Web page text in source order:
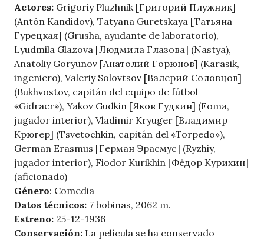
Actores: Grigoriy Pluzhnik [Григорий Плужник]
(Antón Kandidov), Tatyana Guretskaya [Татьяна
Гурецкая] (Grusha, ayudante de laboratorio),
Lyudmila Glazova [Людмила Глазова] (Nastya),
Anatoliy Goryunov [Анатолий Горюнов] (Karasik,
ingeniero), Valeriy Solovtsov [Валерий Соловцов]
(Bukhvostov, capitán del equipo de fútbol
«Gidraer»), Yakov Gudkin [Яков Гудкин] (Foma,
jugador interior), Vladimir Kryuger [Владимир
Крюгер] (Tsvetochkin, capitán del «Torpedo»),
German Erasmus [Герман Эрасмус] (Ryzhiy,
jugador interior), Fiodor Kurikhin [Фёдор Курихин]
(aficionado)
Género: Comedia
Datos técnicos: 7 bobinas, 2062 m.
Estreno: 25-12-1936
Conservación: La película se ha conservado